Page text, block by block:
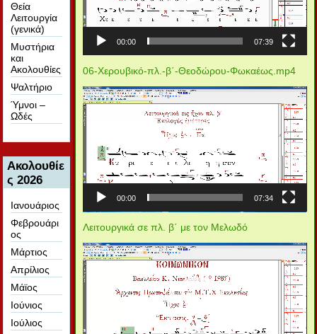
Θεία
Λειτουργία
(γενικά)
Μυστήρια
και
Ακολουθίες
Ψαλτήριο
Ύμνοι –
Ωδές
Ακολουθίε
ς 2026
Ιανουάριος
Φεβρουάρι
ος
Μάρτιος
Απρίλιος
Μάϊος
Ιούνιος
Ιούλιος
00:00 07:39
06-Χερουβικό-πλ.-β΄-Θεοδώρου-Φωκαέως.mp4
Πρόγραμμα
Αναπαραγωγής
Βίντεο
00:00 07:34
Λειτουργικά σε πλ. β΄ με τον Μελωδό
Πρόγραμμα
Αναπαραγωγής
Βίντεο